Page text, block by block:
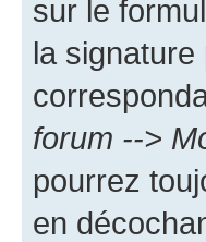
sur le
la
forum -->
pourrez
en